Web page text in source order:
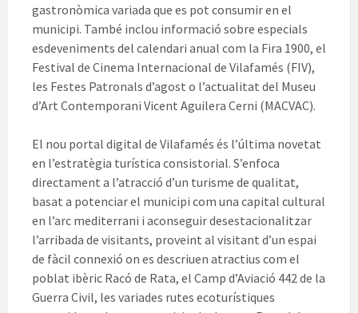
gastronòmica variada que es pot consumir en el
municipi. També inclou informació sobre especials
esdeveniments del calendari anual com la Fira 1900, el
Festival de Cinema Internacional de Vilafamés (FIV),
les Festes Patronals d’agost o l’actualitat del Museu
d’Art Contemporani Vicent Aguilera Cerni (MACVAC).
El nou portal digital de Vilafamés és l’última novetat
en l’estratègia turística consistorial. S’enfoca
directament a l’atracció d’un turisme de qualitat,
basat a potenciar el municipi com una capital cultural
en l’arc mediterrani i aconseguir desestacionalitzar
l’arribada de visitants, proveint al visitant d’un espai
de fàcil connexió on es descriuen atractius com el
poblat ibèric Racó de Rata, el Camp d’Aviació 442 de la
Guerra Civil, les variades rutes ecoturístiques